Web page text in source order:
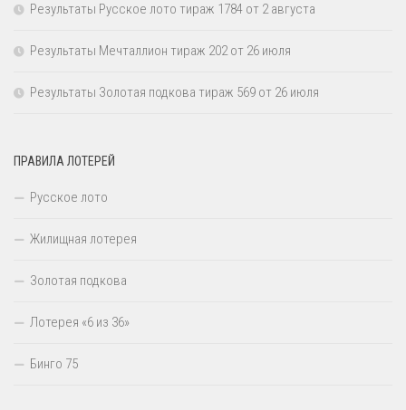
Результаты Русское лото тираж 1784 от 2 августа
Результаты Мечталлион тираж 202 от 26 июля
Результаты Золотая подкова тираж 569 от 26 июля
ПРАВИЛА ЛОТЕРЕЙ
Русское лото
Жилищная лотерея
Золотая подкова
Лотерея «6 из 36»
Бинго 75